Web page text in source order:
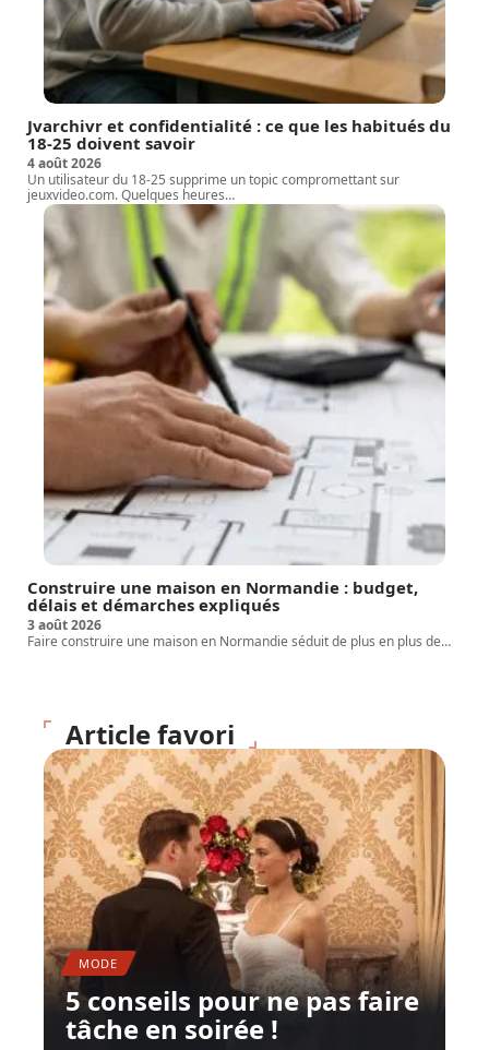
Jvarchivr et confidentialité : ce que les habitués du
18-25 doivent savoir
4 août 2026
Un utilisateur du 18-25 supprime un topic compromettant sur
jeuxvideo.com. Quelques heures…
Construire une maison en Normandie : budget,
délais et démarches expliqués
3 août 2026
Faire construire une maison en Normandie séduit de plus en plus de…
Article favori
MODE
5 conseils pour ne pas faire
tâche en soirée !